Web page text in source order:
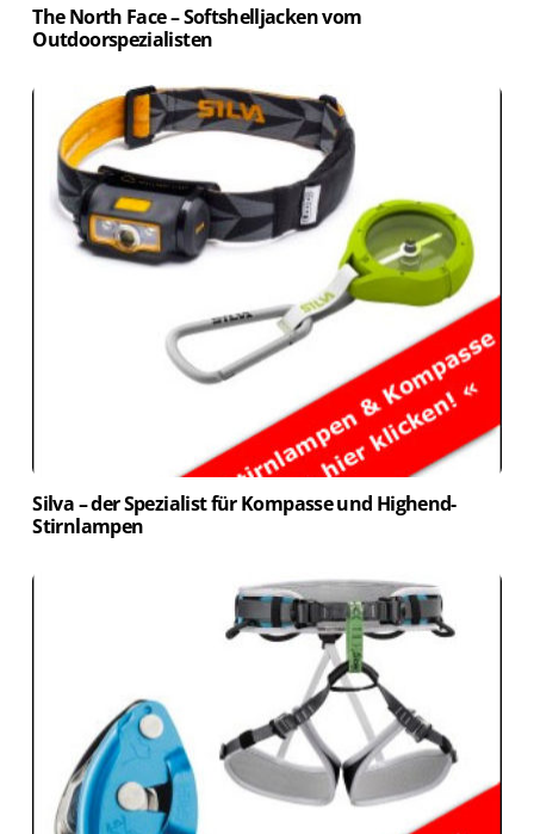
The North Face – Softshelljacken vom
Outdoorspezialisten
Silva – der Spezialist für Kompasse und Highend-
Stirnlampen